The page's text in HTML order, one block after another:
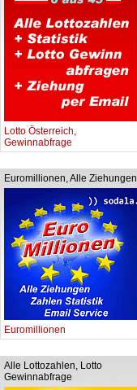
Lotto Österreich,
Gewinnabfrage
Euromillionen, Alle Ziehungen
Euromillionen
Alle Lottozahlen, Lotto
Gewinnabfrage